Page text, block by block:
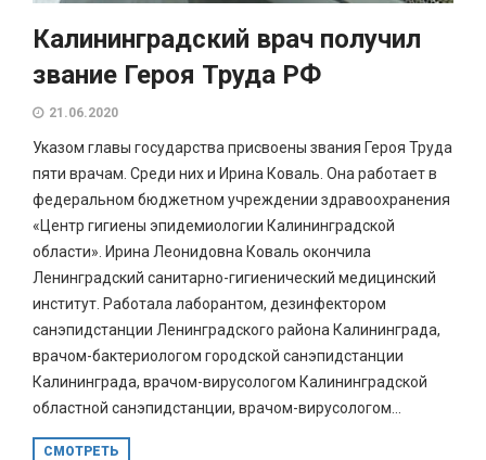
Калининградский врач получил
звание Героя Труда РФ
21.06.2020
Указом главы государства присвоены звания Героя Труда
пяти врачам. Среди них и Ирина Коваль. Она работает в
федеральном бюджетном учреждении здравоохранения
«Центр гигиены эпидемиологии Калининградской
области». Ирина Леонидовна Коваль окончила
Ленинградский санитарно-гигиенический медицинский
институт. Работала лаборантом, дезинфектором
санэпидстанции Ленинградского района Калининграда,
врачом-бактериологом городской санэпидстанции
Калининграда, врачом-вирусологом Калининградской
областной санэпидстанции, врачом-вирусологом...
СМОТРЕТЬ